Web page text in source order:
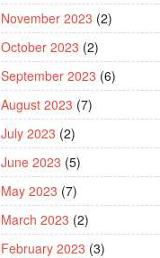
November 2023 (2)
October 2023 (2)
September 2023 (6)
August 2023 (7)
July 2023 (2)
June 2023 (5)
May 2023 (7)
March 2023 (2)
February 2023 (3)